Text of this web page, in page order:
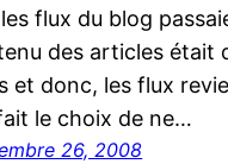
flux du blog
des articles était
et donc, les flux
fait le choix de ne…
26, 2008